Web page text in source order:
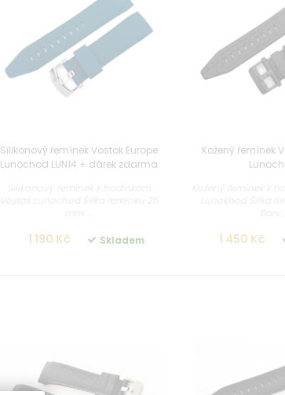
Silikonový řemínek Vostok Europe
Lunochod LUN14 + dárek zdarma
1 190 Kč Skladem
Kožený řemínek
1 450 Kč